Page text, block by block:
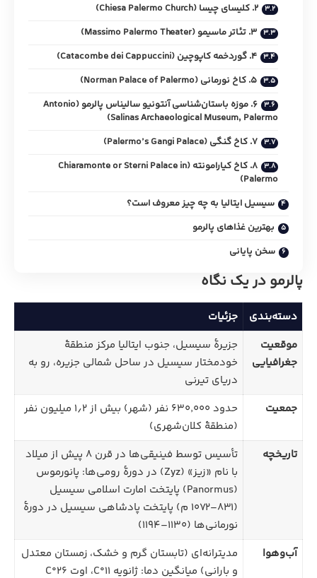
2. کلیسای چیسا (Chiesa Palermo Church)
3. تئاتر ماسیمو (Massimo Palermo Theater)
4. گوردخمه کاپوچین (Catacombe dei Cappuccini)
5. کاخ نورمانی (Norman Palace of Palermo)
6. موزه باستان‌شناسی آنتونیو سالیناس پالرمو (Antonio
Salinas Archaeological Museum, Palermo)
7. کاخ گنگی (Palermo’s Gangi Palace)
8. کاخ کیارامونته (Chiaramonte or Sterni Palace in
Palermo)
سیسیل ایتالیا به چه چیز معروف است؟
بهترین غذاهای پالرمو
سخن پایانی
پالرمو در یک نگاه
دسته‌بندی
جزئیات
موقعیت
جغرافیایی
جزیرهٔ سیسیل، جنوب ایتالیا مرکز منطقهٔ
خودمختار سیسیل در ساحل شمالی جزیره، رو به
دریای تیرنی
جمعیت
حدود ۶۳۰٬۰۰۰ نفر (شهر) بیش از ۱٫۲ میلیون نفر
(منطقهٔ کلان‌شهری)
تاریخچه
تأسیس توسط فینیقی‌ها در قرن ۸ پیش از میلاد
با نام «زیز» (Zyz) در دورهٔ رومی‌ها: پانورموس
(Panormus) پایتخت امارت اسلامی سیسیل
(۸۳۱–۱۰۷۲ م) پایتخت پادشاهی سیسیل در دورهٔ
نورمانی‌ها (۱۱۳۰–۱۱۹۴)
آب‌وهوا
مدیترانه‌ای (تابستان گرم و خشک، زمستان معتدل
و بارانی) میانگین دما: ژانویه ۱۱°C، اوت ۲۶°C